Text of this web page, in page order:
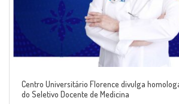
Centro Universitário Florence divulga
do Seletivo Docente de Medicina